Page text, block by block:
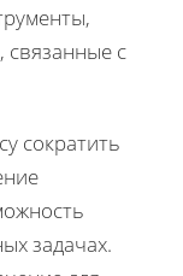
связанные с
сократить
задачах.